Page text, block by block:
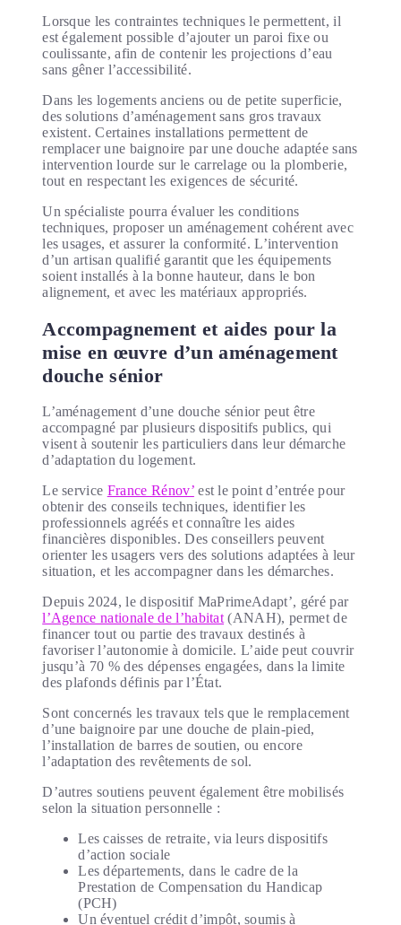
Lorsque les contraintes techniques le permettent, il
est également possible d’ajouter un paroi fixe ou
coulissante, afin de contenir les projections d’eau
sans gêner l’accessibilité.
Dans les logements anciens ou de petite superficie,
des solutions d’aménagement sans gros travaux
existent. Certaines installations permettent de
remplacer une baignoire par une douche adaptée sans
intervention lourde sur le carrelage ou la plomberie,
tout en respectant les exigences de sécurité.
Un spécialiste pourra évaluer les conditions
techniques, proposer un aménagement cohérent avec
les usages, et assurer la conformité. L’intervention
d’un artisan qualifié garantit que les équipements
soient installés à la bonne hauteur, dans le bon
alignement, et avec les matériaux appropriés.
Accompagnement et aides pour la
mise en œuvre d’un aménagement
douche sénior
L’aménagement d’une douche sénior peut être
accompagné par plusieurs dispositifs publics, qui
visent à soutenir les particuliers dans leur démarche
d’adaptation du logement.
Le service France Rénov’est le point d’entrée pour
obtenir des conseils techniques, identifier les
professionnels agréés et connaître les aides
financières disponibles. Des conseillers peuvent
orienter les usagers vers des solutions adaptées à leur
situation, et les accompagner dans les démarches.
Depuis 2024, le dispositif MaPrimeAdapt’, géré par
l’Agence nationale de l’habitat (ANAH), permet de
financer tout ou partie des travaux destinés à
favoriser l’autonomie à domicile. L’aide peut couvrir
jusqu’à 70 % des dépenses engagées, dans la limite
des plafonds définis par l’État.
Sont concernés les travaux tels que le remplacement
d’une baignoire par une douche de plain-pied,
l’installation de barres de soutien, ou encore
l’adaptation des revêtements de sol.
D’autres soutiens peuvent également être mobilisés
selon la situation personnelle :
Les caisses de retraite, via leurs dispositifs
d’action sociale
Les départements, dans le cadre de la
Prestation de Compensation du Handicap
(PCH)
Un éventuel crédit d’impôt, soumis à